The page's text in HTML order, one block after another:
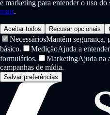
e marketing para entender o uso do
mais.
Aceitar todos Recusar opcionais
NecessáriosMantêm segurança,
básico.
MediçãoAjuda a
formulários.
MarketingAjuda na
campanhas de mídia.
Salvar preferências